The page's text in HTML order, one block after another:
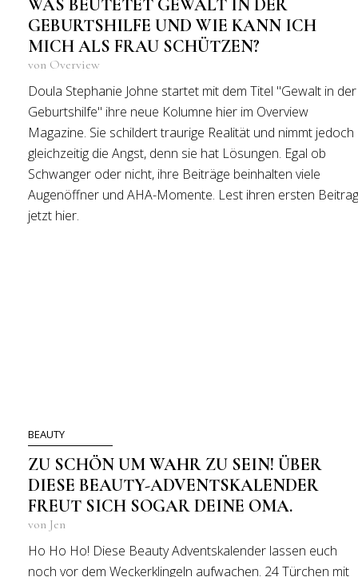
WAS BEUTETET GEWALT IN DER
GEBURTSHILFE UND WIE KANN ICH
MICH ALS FRAU SCHÜTZEN?
von Overview
Doula Stephanie Johne startet mit dem Titel "Gewalt in der
Geburtshilfe" ihre neue Kolumne hier im Overview
Magazine. Sie schildert traurige Realität und nimmt jedoch
gleichzeitig die Angst, denn sie hat Lösungen. Egal ob
Schwanger oder nicht, ihre Beiträge beinhalten viele
Augenöffner und AHA-Momente. Lest ihren ersten Beitrag
jetzt hier.
BEAUTY
ZU SCHÖN UM WAHR ZU SEIN! ÜBER
DIESE BEAUTY-ADVENTSKALENDER
FREUT SICH SOGAR DEINE OMA.
von Jen
Ho Ho Ho! Diese Beauty Adventskalender lassen euch
noch vor dem Weckerklingeln aufwachen. 24 Türchen mit